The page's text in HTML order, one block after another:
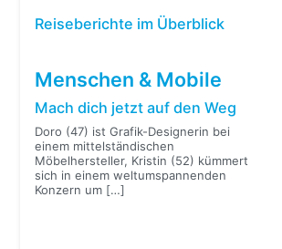
Reiseberichte im Überblick
Menschen & Mobile
Mach dich jetzt auf den Weg
Doro (47) ist Grafik-Designerin bei
einem mittelständischen
Möbelhersteller, Kristin (52) kümmert
sich in einem weltumspannenden
Konzern um […]